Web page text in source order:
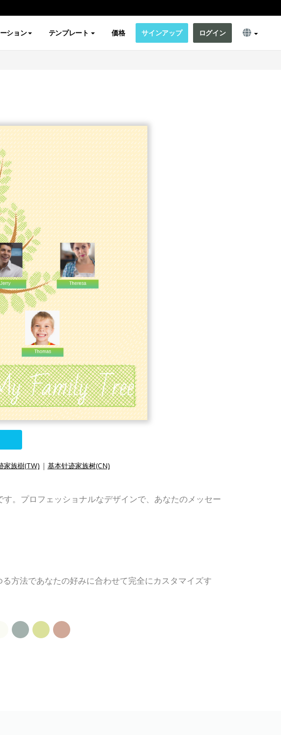
ション テンプレート 価格 サインアップ ログイン
家族樹(TW) | 基本针迹家族树(CN)
。プロフェッショナルなデザインで、あなたのメッセー
方法であなたの好みに合わせて完全にカスタマイズす